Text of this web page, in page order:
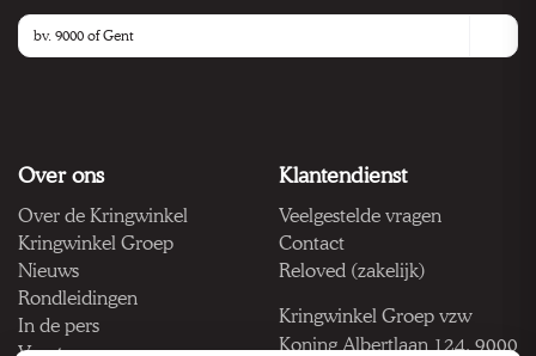
Over ons
Over de Kringwinkel
Kringwinkel Groep
Nieuws
Rondleidingen
In de pers
Klantendienst
Veelgestelde vragen
Contact
Reloved (zakelijk)
Kringwinkel Groep vzw
Koning Albertlaan 124, 9000